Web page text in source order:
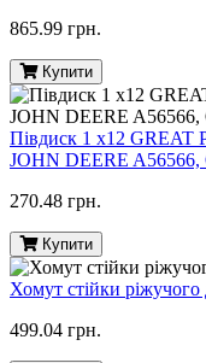
865.99 грн.
Купити
Півдиск 1 х12 GREAT
JOHN DEERE A56566,
270.48 грн.
Купити
Хомут стійки
499.04 грн.